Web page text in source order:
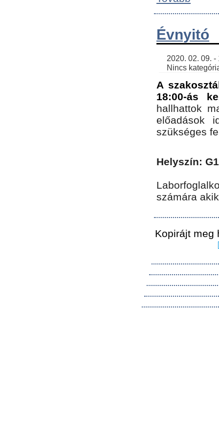
Évnyitó
Nincs
A
18:00-ás
hallhattok
előadások
szükséges
Helyszín:
számára
Kopirájt meg